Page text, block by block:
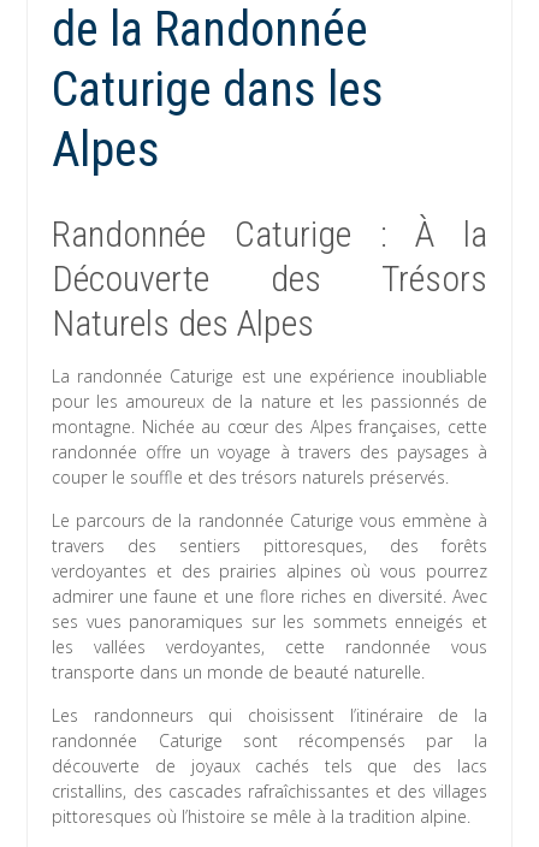
de la Randonnée
Caturige dans les
Alpes
Randonnée Caturige : À la
Découverte des Trésors
Naturels des Alpes
La randonnée Caturige est une expérience inoubliable
pour les amoureux de la nature et les passionnés de
montagne. Nichée au cœur des Alpes françaises, cette
randonnée offre un voyage à travers des paysages à
couper le souffle et des trésors naturels préservés.
Le parcours de la randonnée Caturige vous emmène à
travers des sentiers pittoresques, des forêts
verdoyantes et des prairies alpines où vous pourrez
admirer une faune et une flore riches en diversité. Avec
ses vues panoramiques sur les sommets enneigés et
les vallées verdoyantes, cette randonnée vous
transporte dans un monde de beauté naturelle.
Les randonneurs qui choisissent l’itinéraire de la
randonnée Caturige sont récompensés par la
découverte de joyaux cachés tels que des lacs
cristallins, des cascades rafraîchissantes et des villages
pittoresques où l’histoire se mêle à la tradition alpine.